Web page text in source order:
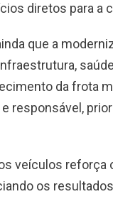
diretos para a
que a
da frota
responsável,
veículos
os